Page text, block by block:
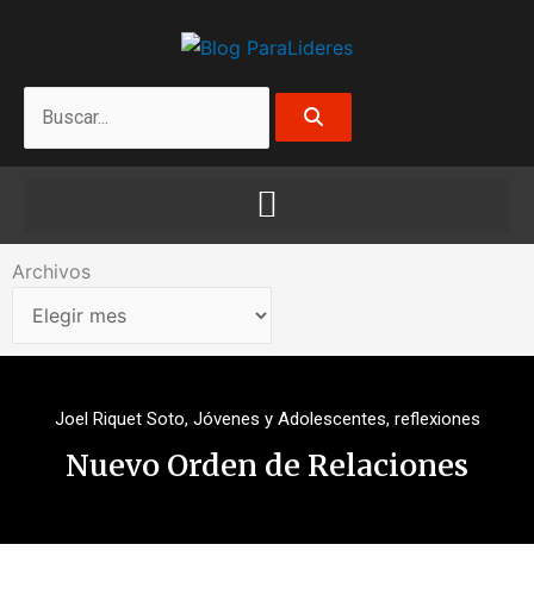
Archivos
Archivos
Joel Riquet Soto, Jóvenes y Adolescentes, reflexiones
Nuevo Orden de Relaciones